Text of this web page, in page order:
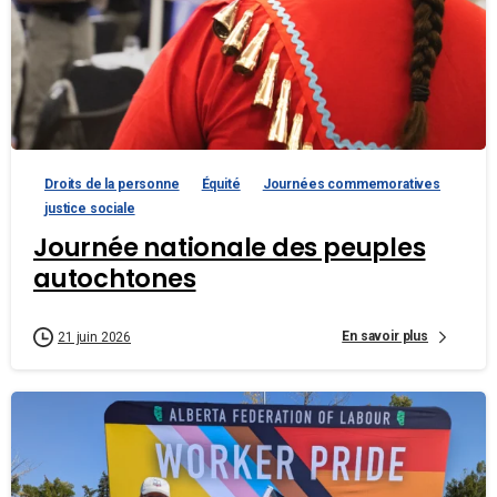
Droits de la personne Équité
Journées commemoratives
justice sociale
Journée nationale des peuples
autochtones
21 juin 2026 En savoir plus